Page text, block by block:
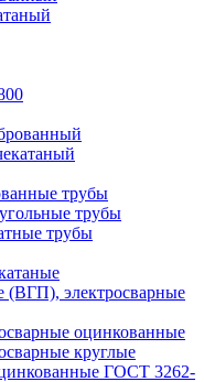
трубы
трубы
трубы
(ВГП), электросварные
оцинкованные
круглые
ГОСТ 3262-